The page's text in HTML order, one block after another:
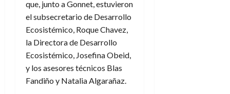
que, junto a Gonnet, estuvieron
el subsecretario de Desarrollo
Ecosistémico, Roque Chavez,
la Directora de Desarrollo
Ecosistémico, Josefina Obeid,
y los asesores técnicos Blas
Fandiño y Natalia Algarañaz.